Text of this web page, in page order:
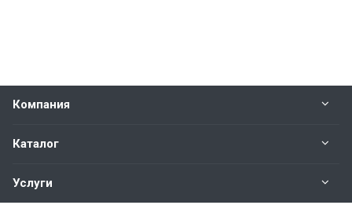
Компания
Каталог
Услуги